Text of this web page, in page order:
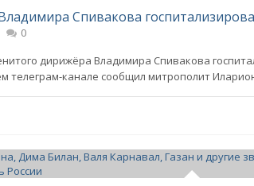
0
дирижёра Владимира Спивакова
телеграм-канале сообщил митрополит